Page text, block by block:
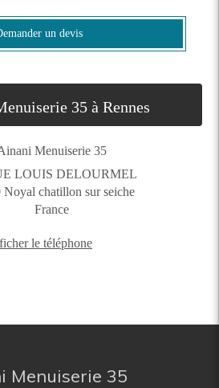
un devis
35 à Rennes
Menuiserie 35
LOUIS DELOURMEL
Noyal chatillon sur seiche
France
le téléphone
Menuiserie 35